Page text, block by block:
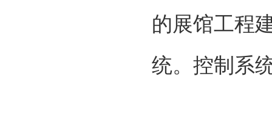
的展馆工程
统。控制系